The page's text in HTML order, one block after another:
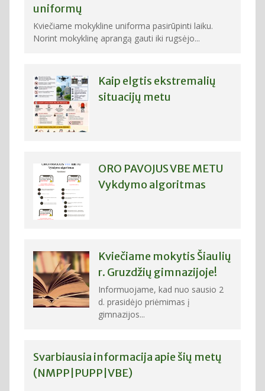
uniformų
Kviečiame mokykline uniforma pasirūpinti laiku.
Norint mokyklinę aprangą gauti iki rugsėjo...
Kaip elgtis ekstremalių
situacijų metu
ORO PAVOJUS VBE METU
Vykdymo algoritmas
Kviečiame mokytis Šiaulių
r. Gruzdžių gimnazijoje!
Informuojame, kad nuo sausio 2
d. prasidėjo priėmimas į
gimnazijos...
Svarbiausia informacija apie šių metų
(NMPP|PUPP|VBE)